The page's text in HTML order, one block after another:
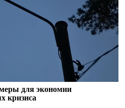
для экономии
кризиса